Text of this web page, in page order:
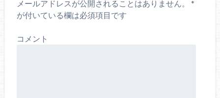
メールアドレスが公開されることはありません。
*
が付いている欄は必須項目です
コメント